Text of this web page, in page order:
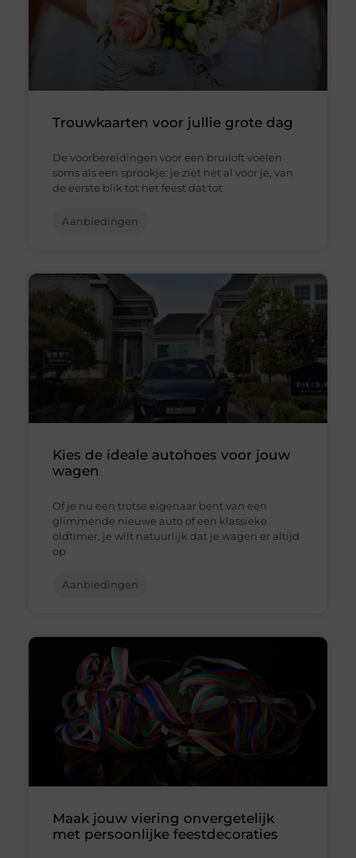
Trouwkaarten voor jullie grote dag
De voorbereidingen voor een bruiloft voelen
soms als een sprookje: je ziet het al voor je, van
de eerste blik tot het feest dat tot
Aanbiedingen
Kies de ideale autohoes voor jouw
wagen
Of je nu een trotse eigenaar bent van een
glimmende nieuwe auto of een klassieke
oldtimer, je wilt natuurlijk dat je wagen er altijd
op
Aanbiedingen
Maak jouw viering onvergetelijk
met persoonlijke feestdecoraties